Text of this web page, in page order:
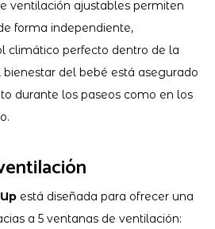
ventilación ajustables permiten
forma independiente,
climático perfecto dentro de la
del bebé está asegurado
durante los paseos como en los
está diseñada para ofrecer una
a 5 ventanas de ventilación: